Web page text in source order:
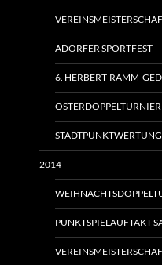
ADORFER SPORTFEST
6. HERBERT-RAMM-
OSTERDOPPELTURNIER
2014
PUNKTSPIELAUFTAKT